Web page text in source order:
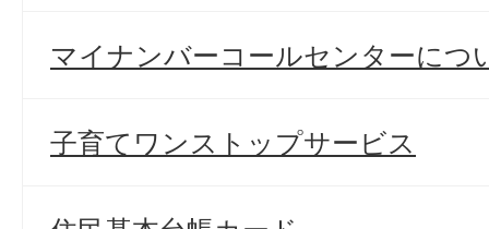
マイナンバーコールセンターにつ
子育てワンストップサービス